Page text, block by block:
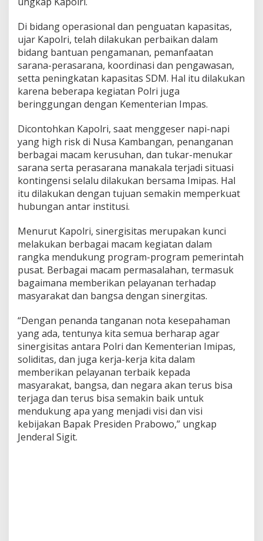
Di bidang operasional dan penguatan kapasitas,
ujar Kapolri, telah dilakukan perbaikan dalam
bidang bantuan pengamanan, pemanfaatan
sarana-perasarana, koordinasi dan pengawasan,
setta peningkatan kapasitas SDM. Hal itu dilakukan
karena beberapa kegiatan Polri juga
beringgungan dengan Kementerian Impas.
Dicontohkan Kapolri, saat menggeser napi-napi
yang high risk di Nusa Kambangan, penanganan
berbagai macam kerusuhan, dan tukar-menukar
sarana serta perasarana manakala terjadi situasi
kontingensi selalu dilakukan bersama Imipas. Hal
itu dilakukan dengan tujuan semakin memperkuat
hubungan antar institusi.
Menurut Kapolri, sinergisitas merupakan kunci
melakukan berbagai macam kegiatan dalam
rangka mendukung program-program pemerintah
pusat. Berbagai macam permasalahan, termasuk
bagaimana memberikan pelayanan terhadap
masyarakat dan bangsa dengan sinergitas.
“Dengan penanda tanganan nota kesepahaman
yang ada, tentunya kita semua berharap agar
sinergisitas antara Polri dan Kementerian Imipas,
soliditas, dan juga kerja-kerja kita dalam
memberikan pelayanan terbaik kepada
masyarakat, bangsa, dan negara akan terus bisa
terjaga dan terus bisa semakin baik untuk
mendukung apa yang menjadi visi dan visi
kebijakan Bapak Presiden Prabowo,” ungkap
Jenderal Sigit.